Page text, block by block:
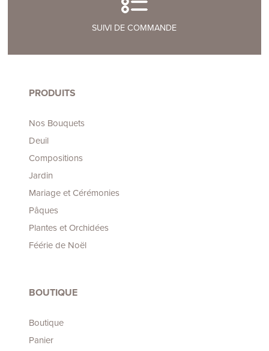
SUIVI DE COMMANDE
PRODUITS
Nos Bouquets
Deuil
Compositions
Jardin
Mariage et Cérémonies
Pâques
Plantes et Orchidées
Féérie de Noël
BOUTIQUE
Boutique
Panier